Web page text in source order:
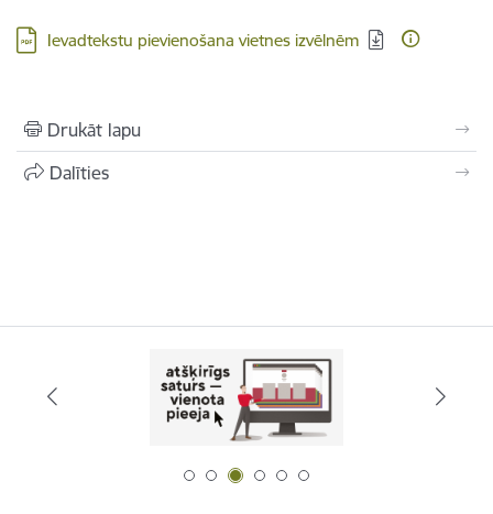
Lejupielādēt:
Ievadtekstu pievienošana vietnes izvēlnēm
Drukāt lapu
Dalīties